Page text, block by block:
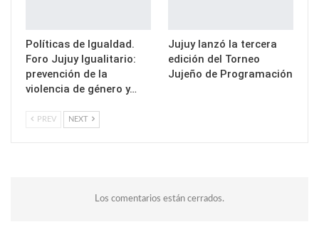
Políticas de Igualdad.
Foro Jujuy Igualitario:
prevención de la
violencia de género y…
Jujuy lanzó la tercera
edición del Torneo
Jujeño de Programación
PREV NEXT
Los comentarios están cerrados.